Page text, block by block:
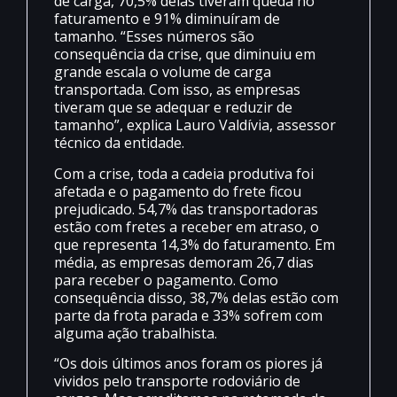
faturamento e 91% diminuíram de
tamanho. “Esses números são
consequência da crise, que diminuiu em
grande escala o volume de carga
transportada. Com isso, as empresas
tiveram que se adequar e reduzir de
tamanho”, explica Lauro Valdívia, assessor
técnico da entidade.
Com a crise, toda a cadeia produtiva foi
afetada e o pagamento do frete ficou
prejudicado. 54,7% das transportadoras
estão com fretes a receber em atraso, o
que representa 14,3% do faturamento. Em
média, as empresas demoram 26,7 dias
para receber o pagamento. Como
consequência disso, 38,7% delas estão com
parte da frota parada e 33% sofrem com
alguma ação trabalhista.
“Os dois últimos anos foram os piores já
vividos pelo transporte rodoviário de